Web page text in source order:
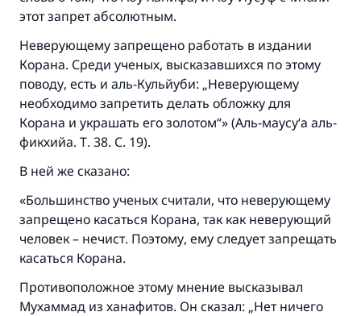
этот запрет абсолютным.
Неверующему запрещено работать в издании
Корана. Среди ученых, высказавшихся по этому
поводу, есть и аль-Кульйуби: „Неверующему
необходимо запретить делать обложку для
Корана и украшать его золотом“» (Аль-маусу‘а аль-
фикхийа. Т. 38. С. 19).
В ней же сказано:
«Большинство ученых считали, что неверующему
запрещено касаться Корана, так как неверующий
человек – нечист. Поэтому, ему следует запрещать
касаться Корана.
Противоположное этому мнение высказывал
Мухаммад из ханафитов. Он сказал: „Нет ничего
Ответ № 110845 помог сохранить
брак.
Помогите нам предоставить ответы Умме
благословение, сказал:
«Указавшему на благое (полагается) такая
же награда как и совершившему его»
(МУСЛИМ, № 1893).
Участвуйте сейчас!